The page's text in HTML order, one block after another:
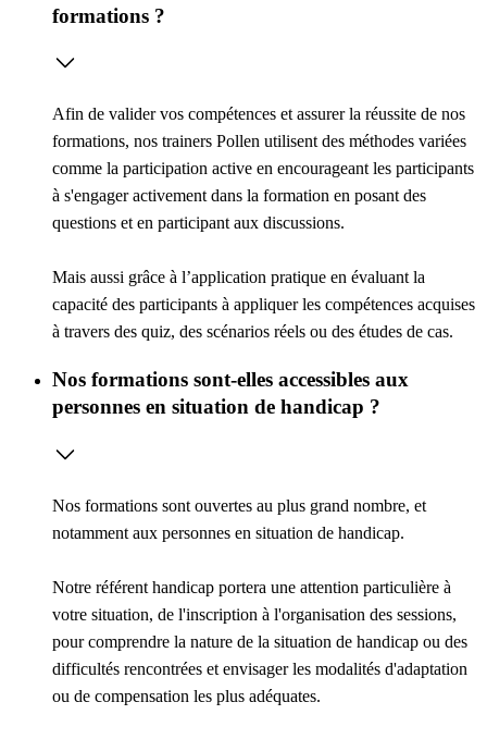
formations ?
Afin de valider vos compétences et assurer la réussite de nos
formations, nos trainers Pollen utilisent des méthodes variées
comme la participation active en encourageant les participants
à s'engager activement dans la formation en posant des
questions et en participant aux discussions.
Mais aussi grâce à l’application pratique en évaluant la
capacité des participants à appliquer les compétences acquises
à travers des quiz, des scénarios réels ou des études de cas.
Nos formations sont-elles accessibles aux
personnes en situation de handicap ?
Nos formations sont ouvertes au plus grand nombre, et
notamment aux personnes en situation de handicap.
Notre référent handicap portera une attention particulière à
votre situation, de l'inscription à l'organisation des sessions,
pour comprendre la nature de la situation de handicap ou des
difficultés rencontrées et envisager les modalités d'adaptation
ou de compensation les plus adéquates.